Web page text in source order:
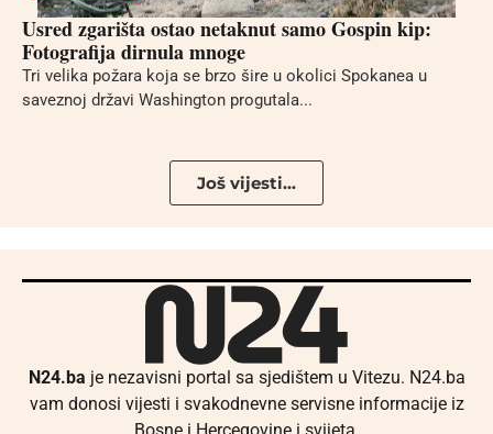
Usred zgarišta ostao netaknut samo Gospin kip:
Fotografija dirnula mnoge
Tri velika požara koja se brzo šire u okolici Spokanea u
saveznoj državi Washington progutala...
Još vijesti...
N24.ba je nezavisni portal sa sjedištem u Vitezu. N24.ba
vam donosi vijesti i svakodnevne servisne informacije iz